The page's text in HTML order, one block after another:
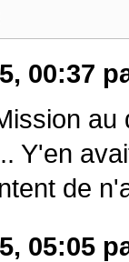
00:37
Y'en
de
05:05